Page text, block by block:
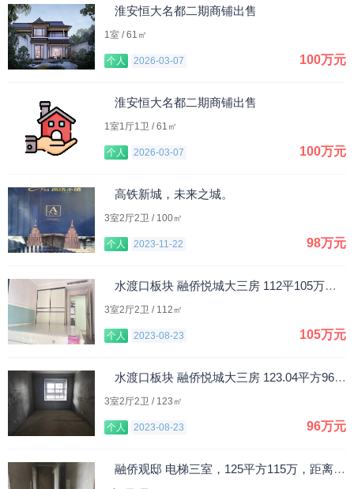
淮安恒大名都二期商铺出售
1室 / 61㎡
个人 2026-03-07 100万元
淮安恒大名都二期商铺出售
1室1厅1卫 / 61㎡
个人 2026-03-07 100万元
高铁新城，未来之城。
3室2厅2卫 / 100㎡
个人 2023-11-22 98万元
水渡口板块 融侨悦城大三房 112平105万精装 急售
3室2厅2卫 / 112㎡
个人 2023-08-23 105万元
水渡口板块 融侨悦城大三房 123.04平方96万 急售
3室2厅2卫 / 123㎡
个人 2023-08-23 96万元
融侨观邸 电梯三室，125平方115万，距离万达五分钟